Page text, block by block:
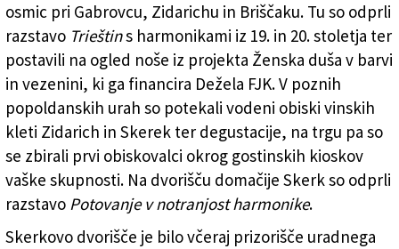
osmic pri Gabrovcu, Zidarichu in Briščaku. Tu so odprli
razstavo Trieštins harmonikami iz 19. in 20. stoletja ter
postavili na ogled noše iz projekta Ženska duša v barvi
in vezenini, ki ga financira Dežela FJK. V poznih
popoldanskih urah so potekali vodeni obiski vinskih
kleti Zidarich in Skerek ter degustacije, na trgu pa so
se zbirali prvi obiskovalci okrog gostinskih kioskov
vaške skupnosti. Na dvorišču domačije Skerk so odprli
razstavo Potovanje v notranjost harmonike.
Skerkovo dvorišče je bilo včeraj prizorišče uradnega